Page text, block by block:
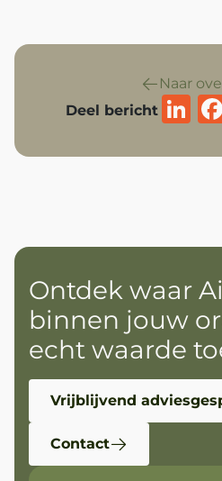
Naar
Deel bericht
Ontdek waar
binnen jouw
echt waarde
Vrijblijvend
Contact